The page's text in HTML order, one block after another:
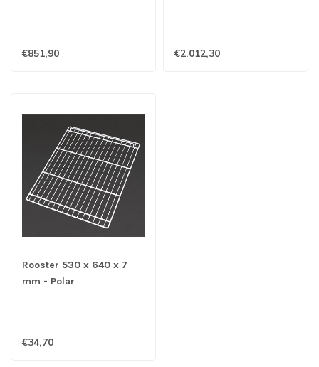
€851,90 €2.012,30
Rooster 530 x 640 x 7
mm - Polar
€34,70